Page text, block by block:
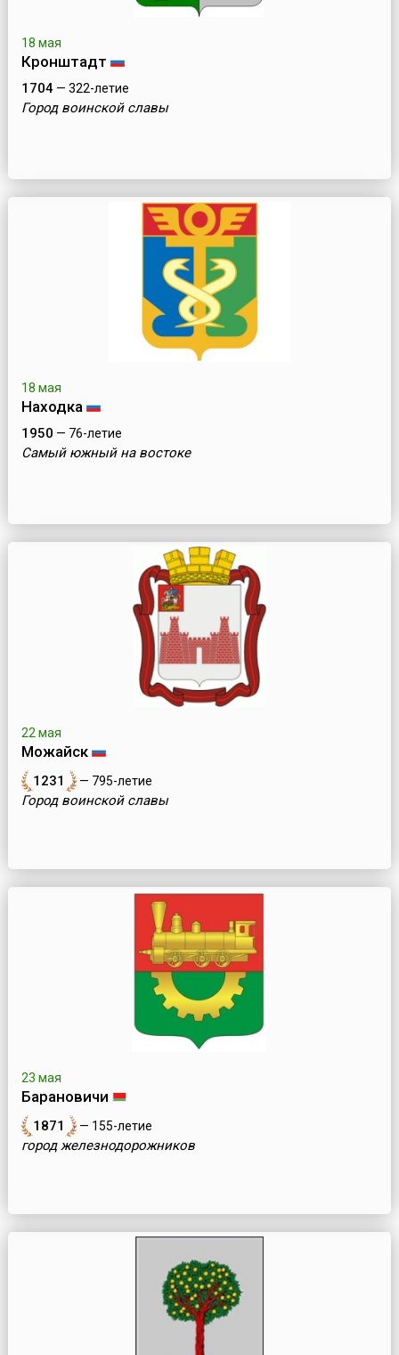
18 мая
Кронштадт
1704— 322-летие
Город воинской славы
18 мая
Находка
1950 — 76-летие
Самый южный на востоке
22 мая
Можайск
1231 — 795-летие
Город воинской славы
23 мая
Барановичи
1871 — 155-летие
город железнодорожников